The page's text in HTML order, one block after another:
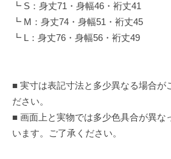
┗ S：身丈71・身幅46・裄丈41
┗ M：身丈74・身幅51・裄丈45
┗ L：身丈76・身幅56・裄丈49
■ 実寸は表記寸法と多少異なる場合が
ださい。
■ 画面上と実物では多少色具合が異な
います。ご了承ください。